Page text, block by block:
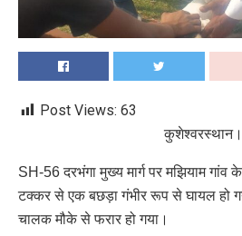
Post Views: 63
कुशेश्वरस्थान।
SH-56 दरभंगा मुख्य मार्ग पर मझियाम गांव
टक्कर से एक बछड़ा गंभीर रूप से घायल हो
चालक मौके से फरार हो गया।